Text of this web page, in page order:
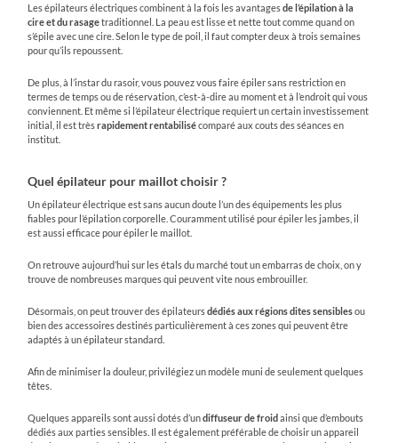
Les épilateurs électriques combinent à la fois les avantagesde l’épilation à la
cire et du rasagetraditionnel. La peau est lisse et nette tout comme quand on
s’épile avec une cire. Selon le type de poil, il faut compter deux à trois semaines
pour qu’ils repoussent.
De plus, à l’instar du rasoir, vous pouvez vous faire épiler sans restriction en
termes de temps ou de réservation, c’est-à-dire au moment et à l’endroit qui vous
conviennent. Et même si l’épilateur électrique requiert un certain investissement
initial, il est trèsrapidement rentabilisécomparé aux couts des séances en
institut.
Quel épilateur pour maillot choisir ?
Un épilateur électrique est sans aucun doute l’un des équipements les plus
fiables pour l’épilation corporelle. Couramment utilisé pour épiler les jambes, il
est aussi efficace pour épiler le maillot.
On retrouve aujourd’hui sur les étals du marché tout un embarras de choix, on y
trouve de nombreuses marques qui peuvent vite nous embrouiller.
Désormais, on peut trouver des épilateursdédiés aux régions dites sensiblesou
bien des accessoires destinés particulièrement à ces zones qui peuvent être
adaptés à un épilateur standard.
Afin de minimiser la douleur, privilégiez un modèle muni de seulement quelques
têtes.
Quelques appareils sont aussi dotés d’undiffuseur de froidainsi que d’embouts
dédiés aux parties sensibles. Il est également préférable de choisir un appareil